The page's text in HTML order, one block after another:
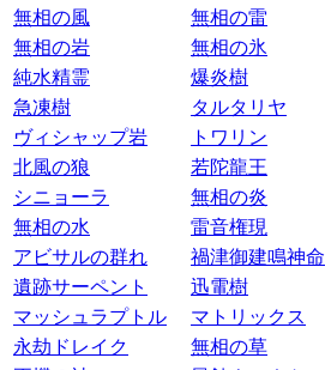
無相の風
無相の雷
無相の岩
無相の氷
純水精霊
爆炎樹
急凍樹
タルタリヤ
ヴィシャップ岩
トワリン
北風の狼
若陀龍王
シニョーラ
無相の炎
無相の水
雷音権現
アビサルの群れ
禍津御建鳴神命
遺跡サーペント
迅電樹
マッシュラプトル
マトリックス
永劫ドレイク
無相の草